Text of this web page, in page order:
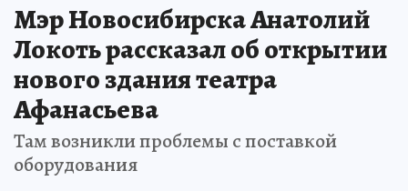
Мэр Новосибирска Анатолий
Локоть рассказал об открытии
нового здания театра
Афанасьева
Там возникли проблемы с поставкой
оборудования